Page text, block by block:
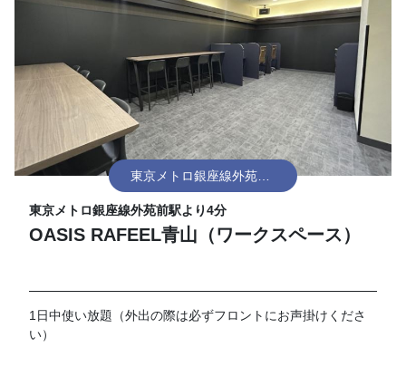
東京メトロ銀座線外苑前
駅
東京メトロ銀座線外苑前駅より4分
OASIS RAFEEL青山（ワークスペース）
1日中使い放題（外出の際は必ずフロントにお声掛けくださ
い）